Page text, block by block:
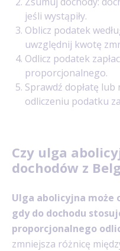
jeśli wystąpiły.
Oblicz podatek
uwzględnij kwotę
Odlicz podatek
proporcjonalnego.
Sprawdź dopłatę lub
odliczeniu podatku
Czy ulga
dochodów z
Ulga abolicyjna może
gdy do dochodu
proporcjonalnego
zmniejsza różnicę